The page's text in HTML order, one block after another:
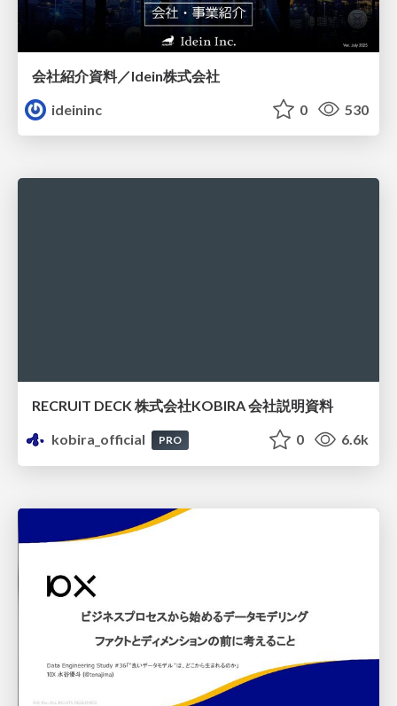
会社紹介資料／Idein株式会社
ideininc
0 530
RECRUIT DECK 株式会社KOBIRA 会社説明資料
kobira_official
PRO 0 6.6k